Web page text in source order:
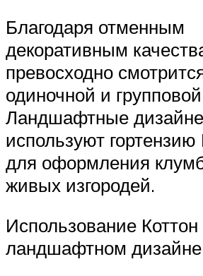
Благодаря отменным
декоративным
превосходно
одиночной и
Ландшафтные
используют
для оформления
живых изгородей.
Использование
ландшафтном дизайне